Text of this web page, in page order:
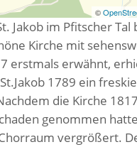
©
Jakob im Pfitscher Tal
Kirche mit
erstmals erwähnt,
1789 ein
die Kirche
genommen
vergrößert.